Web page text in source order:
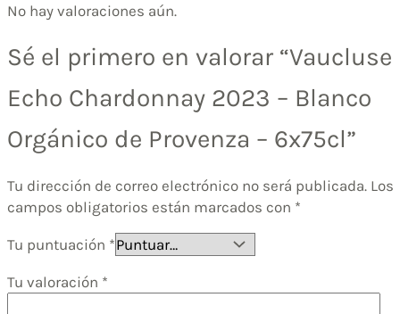
No hay valoraciones aún.
Sé el primero en valorar “Vaucluse
Echo Chardonnay 2023 – Blanco
Orgánico de Provenza – 6x75cl”
Tu dirección de correo electrónico no será publicada. Los
campos obligatorios están marcados con *
Tu puntuación *
Tu valoración *